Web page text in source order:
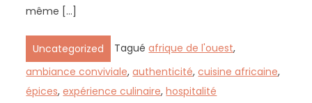
même […]
Uncategorized Taguéafrique de l'ouest,
ambiance conviviale,authenticité,cuisine africaine,
épices,expérience culinaire,hospitalité